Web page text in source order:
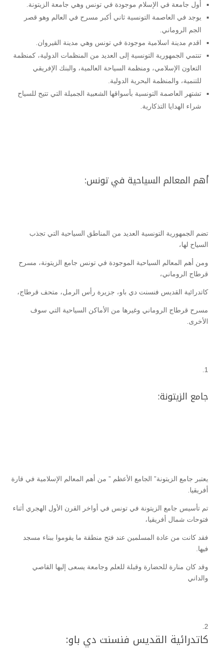
أول جامعة في الإسلام موجودة في تونس وهي جامعة الزيتونة.
يوجد في العاصمة التونسية ثاني أكبر مسرح في العالم وهو قصر
الجم الروماني.
اقدم مدينة اسلامية موجودة في تونس وهي مدينة القيروان.
تنتمي الجمهورية التونسية إلى العديد من المنظمات الدولية، كمنظمة
التعاون الإسلامي، ومنظمة السياحة العالمية، والبنك الإفريقي
للتنمية، والمنظمة البحرية الدولية.
تشتهر العاصمة التونسية بأسواقها الشعبية الجميلة التي تتيح للسياح
شراء الهدايا التذكارية.
أهم المعالم السياحية في تونس:
تضم الجمهورية التونسية العديد من المناطق السياحية التي تجذب
السياح لها،
ومن أهم المعالم السياحية الموجودة في تونس جامع الزيتونة، مسرح
قرطاج الروماني،
كاتدرائية القديس فنسنت دي باو، جزيرة رأس الرمل، متحف قرطاج،
مسرح قرطاج الروماني وغيرها من الأماكن السياحية التي سوف
الأخرى.
جامع الزيتونة:
يعتبر جامع الزيتونة” الجامع الأعظم ” من أهم المعالم الإسلامية في قارة
أفريقيا.
تم تأسيس جامع الزيتونة في تونس في أواخر القرن الأول الهجري أثناء
فتوحات شمال أفريقيا،
فقد كانت من عادة المسلمين عند فتح منطقة ما يقوموا ببناء مسجد
فيها.
وقد كان منارة للحضارة وقبلة للعلم وجامعة يسعى إليها القاصي
والداني
كاتدرائية القديس فنسنت دي باو: